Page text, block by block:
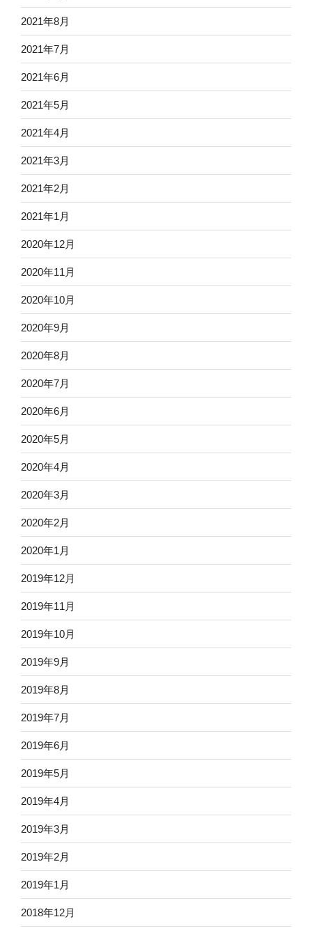
2021年8月
2021年7月
2021年6月
2021年5月
2021年4月
2021年3月
2021年2月
2021年1月
2020年12月
2020年11月
2020年10月
2020年9月
2020年8月
2020年7月
2020年6月
2020年5月
2020年4月
2020年3月
2020年2月
2020年1月
2019年12月
2019年11月
2019年10月
2019年9月
2019年8月
2019年7月
2019年6月
2019年5月
2019年4月
2019年3月
2019年2月
2019年1月
2018年12月